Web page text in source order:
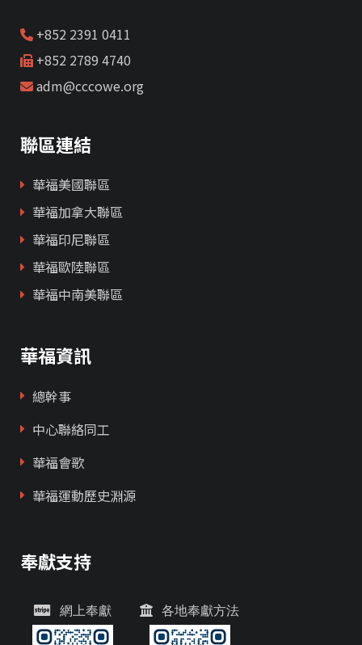
+852 2391 0411
+852 2789 4740
adm@cccowe.org
聯區連結
華福美國聯區
華福加拿大聯區
華福印尼聯區
華福歐陸聯區
華福中南美聯區
華福資訊
總幹事
中心聯絡同工
華福會歌
華福運動歷史淵源
奉獻支持
網上奉獻 各地奉獻方法